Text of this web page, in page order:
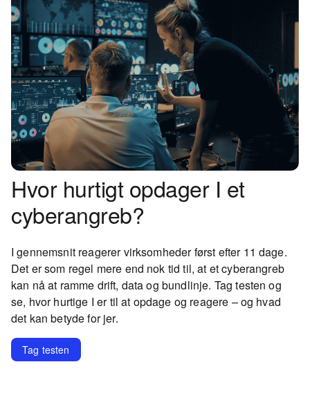
Hvor hurtigt opdager I et
cyberangreb?
I gennemsnit reagerer virksomheder først efter 11 dage.
Det er som regel mere end nok tid til, at et cyberangreb
kan nå at ramme drift, data og bundlinje. Tag testen og
se, hvor hurtige I er til at opdage og reagere – og hvad
det kan betyde for jer.
Tag testen